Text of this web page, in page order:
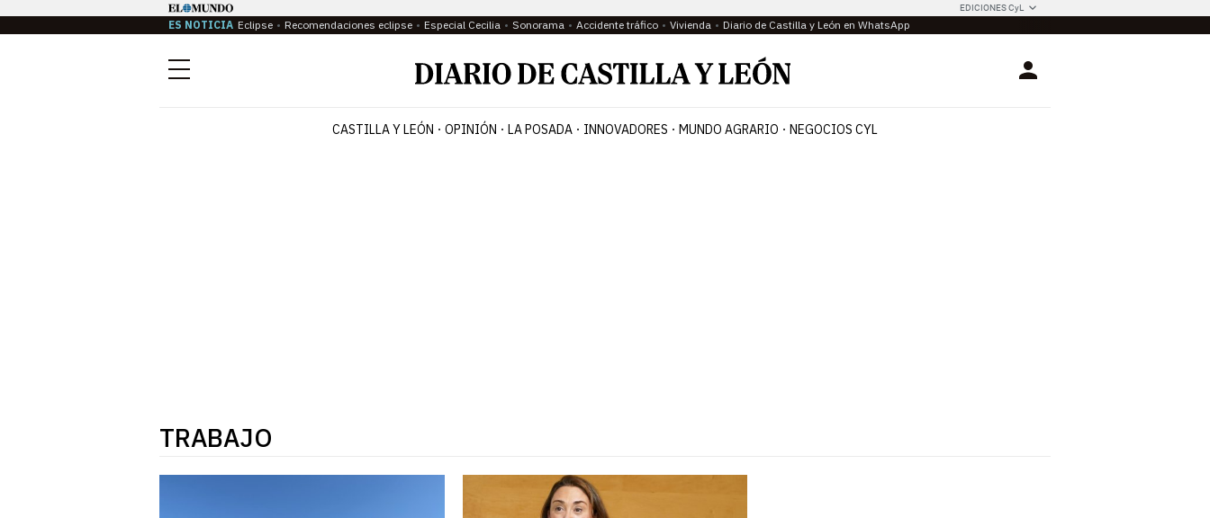
EDICIONES CyL
ES NOTICIA Eclipse Recomendaciones eclipse Especial Cecilia Sonorama Accidente tráfico Vivienda Diario de Castilla y León en WhatsApp
Menú Login
CASTILLA Y LEÓN OPINIÓN LA POSADA INNOVADORES MUNDO AGRARIO NEGOCIOS CYL
TRABAJO